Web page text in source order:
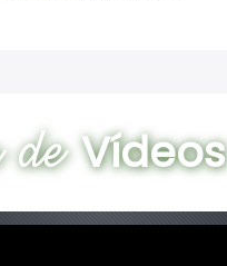
deVídeos